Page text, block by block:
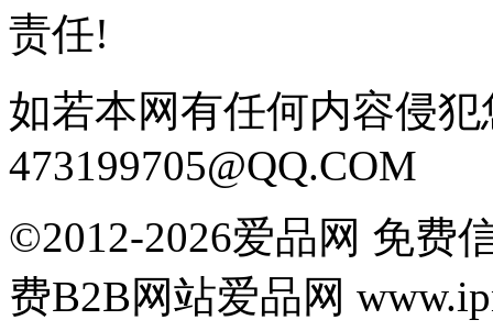
责任!
如若本网有任何内容侵
473199705@QQ.COM
©2012-2026爱品网 免费
费B2B网站爱品网